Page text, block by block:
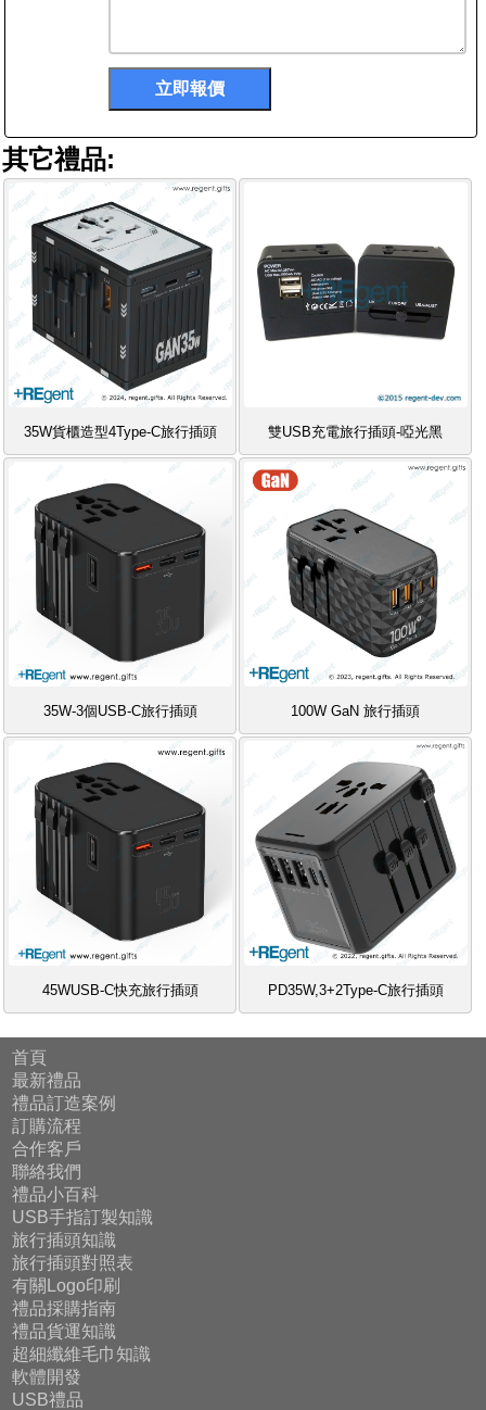
其它禮品:
35W貨櫃造型4Type-C旅行插頭 雙USB充電旅行插頭-啞光黑
35W-3個USB-C旅行插頭 100W GaN 旅行插頭
45WUSB-C快充旅行插頭 PD35W,3+2Type-C旅行插頭
首頁
最新禮品
禮品訂造案例
訂購流程
合作客戶
聯絡我們
禮品小百科
USB手指訂製知識
旅行插頭知識
旅行插頭對照表
有關Logo印刷
禮品採購指南
禮品貨運知識
超細纖維毛巾知識
軟體開發
USB禮品